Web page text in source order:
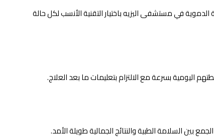
الدموية في مستشفى اليزيه باختيار التقنية الأنسب لكل حالة
اليومية بسرعة مع الالتزام بتعليمات ما بعد العلاج.
بين السلامة الطبية والنتائج الجمالية طويلة الأمد.